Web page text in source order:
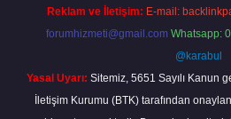
Reklam ve İletişim: E-mail:
forumhizmeti@gmail.com Whatsapp:
@karabul
Yasal Uyarı: Sitemiz, 5651 Sayılı Kanun
İletişim Kurumu (BTK) tarafından